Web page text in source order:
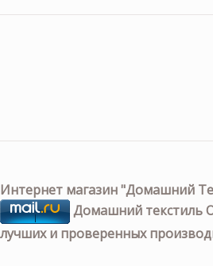
Интернет магазин "Домашний
Домашний текстиль
лучших и проверенных